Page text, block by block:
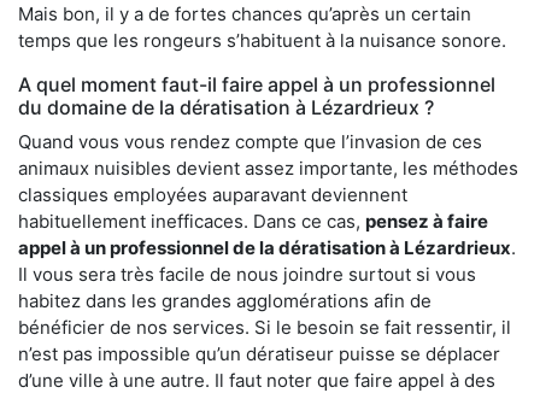
Mais bon, il y a de fortes chances qu’après un certain
temps que les rongeurs s’habituent à la nuisance sonore.
A quel moment faut-il faire appel à un professionnel
du domaine de la dératisation à Lézardrieux ?
Quand vous vous rendez compte que l’invasion de ces
animaux nuisibles devient assez importante, les méthodes
classiques employées auparavant deviennent
habituellement inefficaces. Dans ce cas, pensez à faire
appel à un professionnel de la dératisation à Lézardrieux.
Il vous sera très facile de nous joindre surtout si vous
habitez dans les grandes agglomérations afin de
bénéficier de nos services. Si le besoin se fait ressentir, il
n’est pas impossible qu’un dératiseur puisse se déplacer
d’une ville à une autre. Il faut noter que faire appel à des